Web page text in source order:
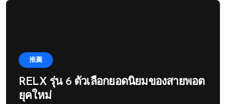
推薦
RELX รุ่น 6 ตัวเลือกยอดนิยมของสายพอต
ยุคใหม่